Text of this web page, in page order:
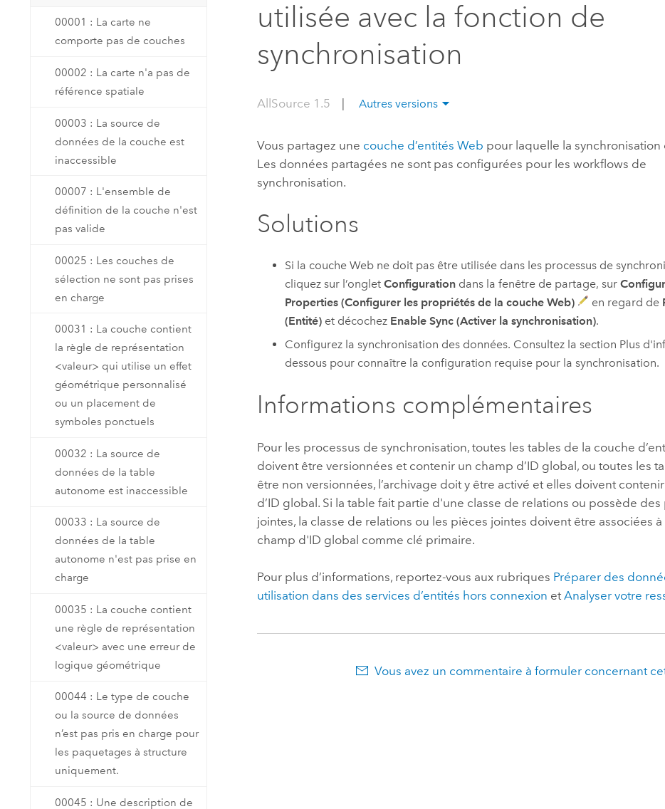
Technologie Developer
Créer des applications de
Ressources naturelles
Tous les secteurs d’activité
professionnels et
perspectives et
00001 : La carte ne
comporte pas de couches
00002 : La carte n'a pas de
référence spatiale
00003 : La source de
données de la couche est
inaccessible
00007 : L'ensemble de
définition de la couche n'est
pas valide
00025 : Les couches de
sélection ne sont pas prises
en charge
00031 : La couche contient
la règle de représentation
<valeur> qui utilise un effet
géométrique personnalisé
ou un placement de
symboles ponctuels
00032 : La source de
données de la table
autonome est inaccessible
00033 : La source de
données de la table
autonome n'est pas prise en
charge
00035 : La couche contient
une règle de représentation
<valeur> avec une erreur de
logique géométrique
00044 : Le type de couche
ou la source de données
n’est pas pris en charge pour
les paquetages à structure
uniquement.
00045 : Une description de
utilisée avec la fonction de
synchronisation
AllSource 1.5 Autres versions
Vous partagez une couche d’entités Web pour laquelle la synchronisation
Les données partagées ne sont pas configurées pour les workflows de
synchronisation.
Solutions
Si la couche Web ne doit pas être utilisée dans les processus de
cliquez sur l’onglet Configurationdans la fenêtre de partage, sur
Properties (Configurer les propriétés de la couche Web)
en regard de
(Entité)et décochez Enable Sync (Activer la synchronisation).
Configurez la synchronisation des données. Consultez la section Plus
dessous pour connaître la configuration requise pour la synchronisation.
Informations complémentaires
Pour les processus de synchronisation, toutes les tables de la couche
doivent être versionnées et contenir un champ d’ID global, ou toutes les
être non versionnées, l’archivage doit y être activé et elles doivent
d’ID global. Si la table fait partie d'une classe de relations ou possède des
jointes, la classe de relations ou les pièces jointes doivent être associées
champ d'ID global comme clé primaire.
Pour plus d’informations, reportez-vous aux rubriques Préparer des
utilisation dans des services d’entités hors connexion etAnalyser votre
Vous avez un commentaire à formuler concernant